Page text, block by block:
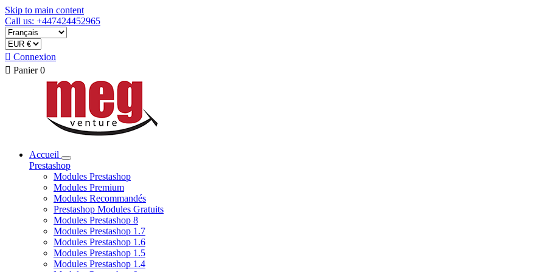
Skip to main content
Call us: +447424452965
 Connexion
 Panier 0
Accueil
Prestashop
Modules Prestashop
Modules Premium
Modules Recommandés
Prestashop Modules Gratuits
Modules Prestashop 8
Modules Prestashop 1.7
Modules Prestashop 1.6
Modules Prestashop 1.5
Modules Prestashop 1.4